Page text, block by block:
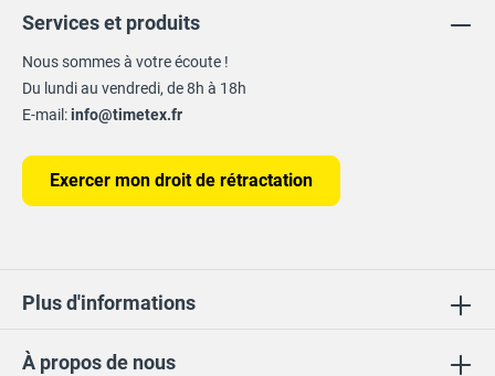
À propos de nous
Services et produits
Nous sommes à votre écoute !
Du lundi au vendredi, de 8h à 18h
E-mail:info@timetex.fr
Exercer mon droit de rétractation
Plus d'informations